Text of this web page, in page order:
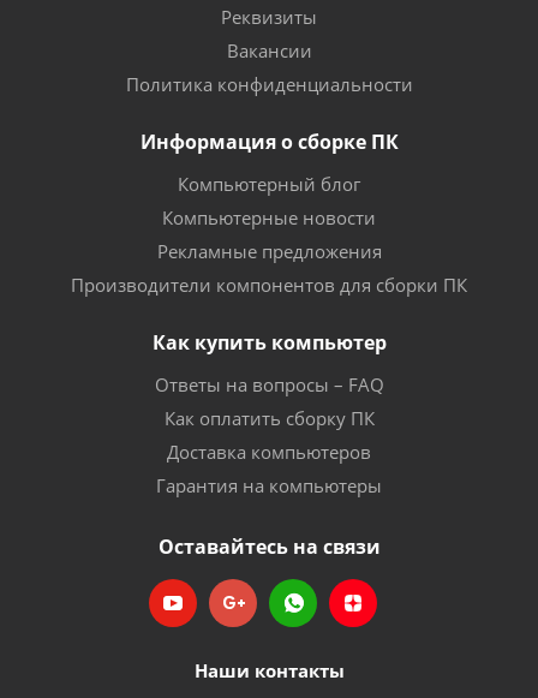
Реквизиты
Вакансии
Политика конфиденциальности
Информация о сборке ПК
Компьютерный блог
Компьютерные новости
Рекламные предложения
Производители компонентов для сборки ПК
Как купить компьютер
Ответы на вопросы – FAQ
Как оплатить сборку ПК
Доставка компьютеров
Гарантия на компьютеры
Оставайтесь на связи
Наши контакты